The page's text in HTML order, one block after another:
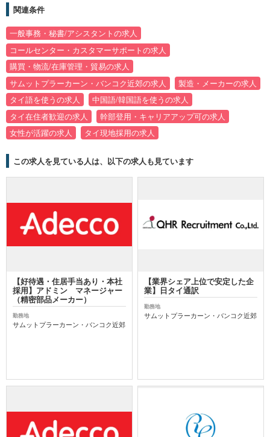
関連条件
一般事務・秘書/アシスタントの求人
コールセンター・カスタマーサポートの求人
購買・物流/在庫管理・貿易の求人
サムットプラーカーン・バンコク近郊の求人
製造・メーカーの求人
タイ語を使うの求人
中国語/韓国語を使うの求人
タイ在住者歓迎の求人
幹部登用・キャリアアップ可の求人
女性が活躍の求人
タイ現地採用の求人
この求人を見ている人は、以下の求人も見ています
【好待遇・住居手当あり・本社
採用】アドミン マネージャー
（精密部品メーカー）
勤務地
サムットプラーカーン・バンコク近郊
【業界シェア上位で安定した企
業】日タイ通訳
勤務地
サムットプラーカーン・バンコク近郊